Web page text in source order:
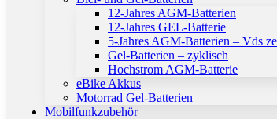
12-Jahres AGM-Batterien
12-Jahres GEL-Batterie
5-Jahres AGM-Batterien – Vds
Gel-Batterien – zyklisch
Hochstrom AGM-Batterie
eBike Akkus
Motorrad Gel-Batterien
Mobilfunkzubehör